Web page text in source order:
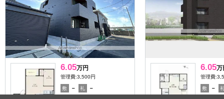
6.05万円
管理費:3,500円
敷 － 礼
－
6.05万
管理費
敷 －